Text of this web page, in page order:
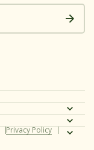
Privacy Policy